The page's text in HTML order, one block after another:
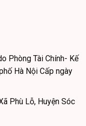
Phòng Tài Chính- Kế
Hà Nội Cấp ngày
Phù Lỗ, Huyện Sóc